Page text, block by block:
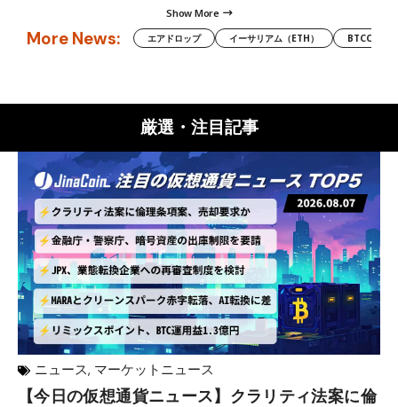
Show More
More News: エアドロップ イーサリアム（ETH） BTCC
厳選・注目記事
ニュース, マーケットニュース
【今日の仮想通貨ニュース】クラリティ法案に倫